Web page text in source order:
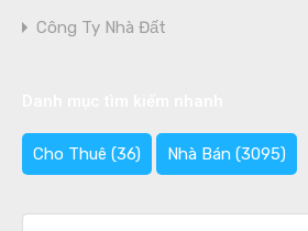
Công Ty Nhà Đất
Cho Thuê (36) Nhà Bán (3095)